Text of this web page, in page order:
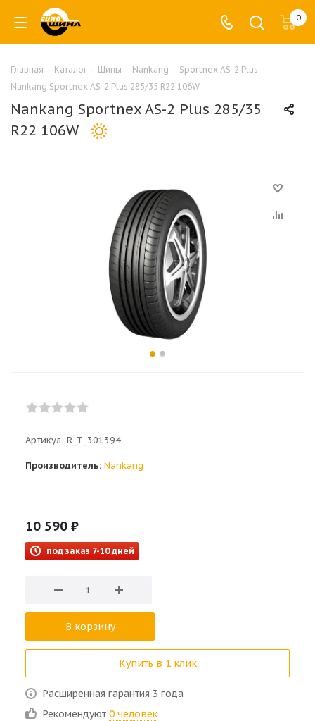
0
Главная - Каталог - Шины - Nankang - Sportnex AS-2 Plus -
Nankang Sportnex AS-2 Plus 285/35 R22 106W
Nankang Sportnex AS-2 Plus 285/35
R22 106W
Артикул: R_T_301394
Производитель: Nankang
10 590 ₽
под заказ 7-10 дней
В корзину
Купить в 1 клик
Расширенная гарантия 3 года
Рекомендуют 0 человек